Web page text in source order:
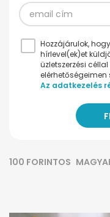
Hozzájárulok,
hírlevel(ek)et
üzletszerzési
Az adatkezelés
100 FORINTOS